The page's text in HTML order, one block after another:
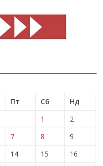
Пт Сб
Нд
1
2
7 8
9
14 15
16